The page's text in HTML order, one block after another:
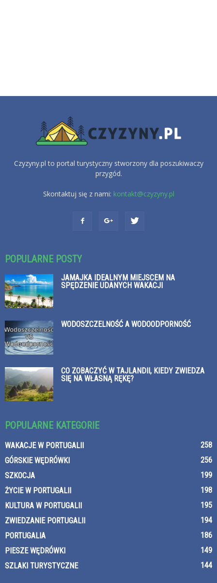
Czyzyny.pl to portal turystyczny stworzony dla poszukiwaczy
przygód.
Skontaktuj się z nami: kontakt@czyzyny.pl
POPULARNE POSTY
JAMAJKA IDEALNYM MIEJSCEM NA
SPĘDZENIE UDANYCH WAKACJI
WODOSZCZELNOŚĆ A WODOODPORNOŚĆ
CO ZOBACZYĆ W TAJLANDII, KIEDY ZWIEDZA
SIĘ NA WŁASNĄ RĘKĘ?
POPULARNE KATEGORIE
WAKACJE W PORTUGALII
258
GÓRSKIE WĘDRÓWKI
256
SZKOCJA
199
ŻYCIE W PORTUGALII
198
KULTURA W PORTUGALII
195
ZWIEDZANIE PORTUGALII
194
PORTUGALIA
186
PIESZE WĘDRÓWKI
149
SZLAKI TURYSTYCZNE
144